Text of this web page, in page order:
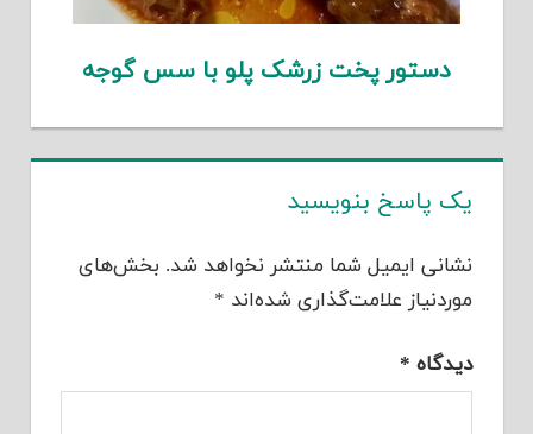
دستور پخت زرشک پلو با سس گوجه
یک پاسخ بنویسید
نشانی ایمیل شما منتشر نخواهد شد. بخش‌های
موردنیاز علامت‌گذاری شده‌اند *
دیدگاه *